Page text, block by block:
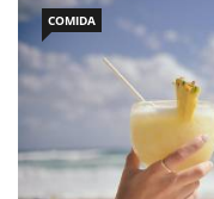
COMIDA